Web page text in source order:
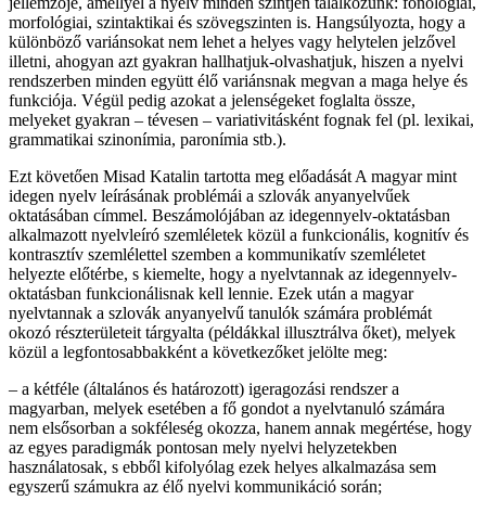
morfológiai, szintaktikai és szövegszinten is. Hangsúlyozta, hogy a
különböző variánsokat nem lehet a helyes vagy helytelen jelzővel
illetni, ahogyan azt gyakran hallhatjuk-olvashatjuk, hiszen a nyelvi
rendszerben minden együtt élő variánsnak megvan a maga helye és
funkciója. Végül pedig azokat a jelenségeket foglalta össze,
melyeket gyakran – tévesen – variativitásként fognak fel (pl. lexikai,
grammatikai szinonímia, paronímia stb.).
Ezt követően Misad Katalin tartotta meg előadását A magyar mint
idegen nyelv leírásának problémái a szlovák anyanyelvűek
oktatásában címmel. Beszámolójában az idegennyelv-oktatásban
alkalmazott nyelvleíró szemléletek közül a funkcionális, kognitív és
kontrasztív szemlélettel szemben a kommunikatív szemléletet
helyezte előtérbe, s kiemelte, hogy a nyelvtannak az idegennyelv-
oktatásban funkcionálisnak kell lennie. Ezek után a magyar
nyelvtannak a szlovák anyanyelvű tanulók számára problémát
okozó részterületeit tárgyalta (példákkal illusztrálva őket), melyek
közül a legfontosabbakként a következőket jelölte meg:
– a kétféle (általános és határozott) igeragozási rendszer a
magyarban, melyek esetében a fő gondot a nyelvtanuló számára
nem elsősorban a sokféleség okozza, hanem annak megértése, hogy
az egyes paradigmák pontosan mely nyelvi helyzetekben
használatosak, s ebből kifolyólag ezek helyes alkalmazása sem
egyszerű számukra az élő nyelvi kommunikáció során;